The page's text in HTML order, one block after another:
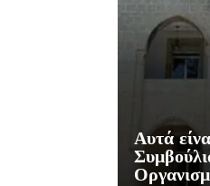
Αυτά